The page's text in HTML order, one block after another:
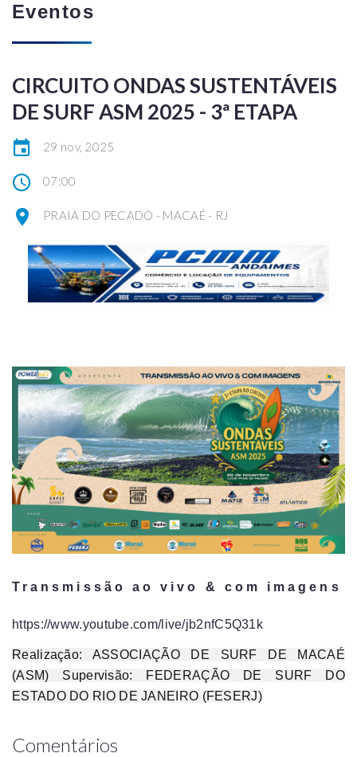
Eventos
CIRCUITO ONDAS SUSTENTÁVEIS
DE SURF ASM 2025 - 3ª ETAPA
29 nov, 2025
07:00
PRAIA DO PECADO - MACAÉ - RJ
Transmissão ao vivo & com imagens
https://www.youtube.com/live/jb2nfC5Q31k
Realização: ASSOCIAÇÃO DE SURF DE MACAÉ
(ASM) Supervisão: FEDERAÇÃO DE SURF DO
ESTADO DO RIO DE JANEIRO (FESERJ)
Comentários